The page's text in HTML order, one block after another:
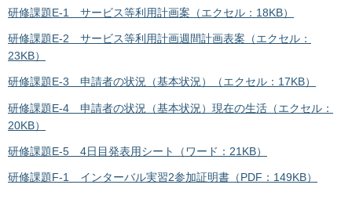
研修課題E-1 サービス等利用計画案（エクセル：18KB）
研修課題E-2 サービス等利用計画週間計画表案（エクセル：
23KB）
研修課題E-3 申請者の状況（基本状況）（エクセル：17KB）
研修課題E-4 申請者の状況（基本状況）現在の生活（エクセル：
20KB）
研修課題E-5 4日目発表用シート（ワード：21KB）
研修課題F-1 インターバル実習2参加証明書（PDF：149KB）